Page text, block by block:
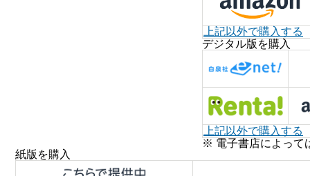
上記以外で購入する
デジタル版を購入
上記以外で購入する
※ 電子書店によって
紙版を購入